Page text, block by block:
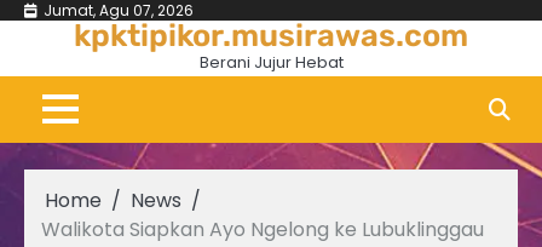
Skip
content
Jumat, Agu 07, 2026
kpktipikor.musirawas.com
Berani Jujur Hebat
Home
News
Walikota Siapkan Ayo Ngelong ke Lubuklinggau